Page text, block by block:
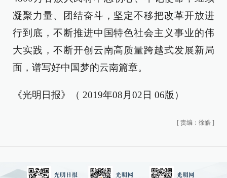
凝聚力量、团结奋斗，坚定不移把改革开放进
行到底，不断推进中国特色社会主义事业的伟
大实践，不断开创云南高质量跨越式发展新局
面，谱写好中国梦的云南篇章。
《光明日报》（ 2019年08月02日 06版）
[ 责编：徐皓 ]